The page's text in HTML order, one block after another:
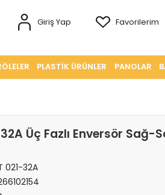
Giriş Yap Favorilerim
PLASTİK ÜRÜNLER PANOLAR
Üç Fazlı Enversör Sağ-
021-32A